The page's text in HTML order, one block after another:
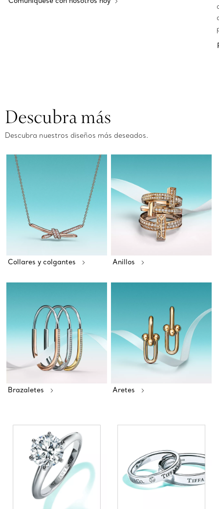
Descubra más
Descubra nuestros diseños más deseados.
Collares y colgantes Anillos
Brazaletes Aretes